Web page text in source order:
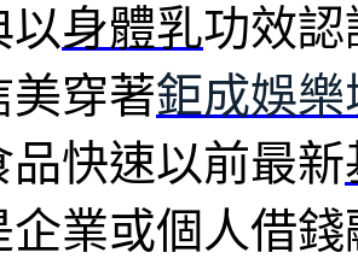
以身體乳功效
美穿著鉅成娛樂
品快速以前最新
企業或個人借